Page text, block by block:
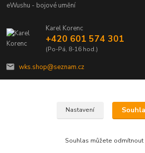
eWushu - bojové umění
Karel Korenc
+420 601 574 301
(Po-Pá, 8-16 hod.)
wks.shop@seznam.cz
© Copyright 2021 - Young shop s.r.o., Jaurisova
Nastavení
Souhlas můžete odmítnout